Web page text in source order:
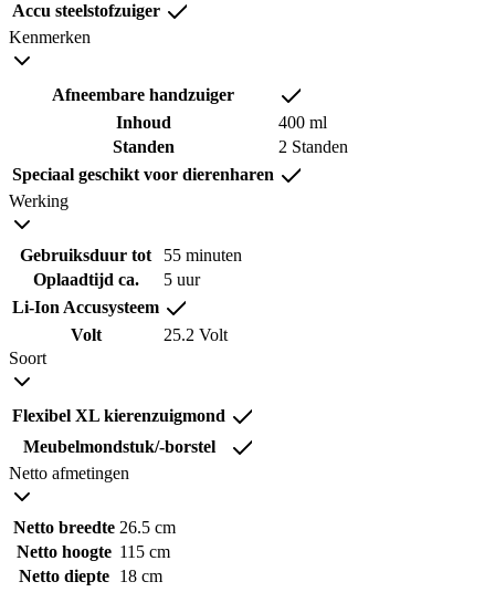
Accu steelstofzuiger
Kenmerken
Afneembare handzuiger
Inhoud
400 ml
Standen
2 Standen
Speciaal geschikt voor dierenharen
Werking
Gebruiksduur tot
55 minuten
Oplaadtijd ca.
5 uur
Li-Ion Accusysteem
Volt
25.2 Volt
Soort
Flexibel XL kierenzuigmond
Meubelmondstuk/-borstel
Netto afmetingen
Netto breedte 26.5 cm
Netto hoogte 115 cm
Netto diepte
18 cm